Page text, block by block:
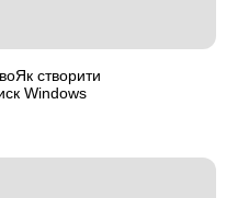
створити
Windows